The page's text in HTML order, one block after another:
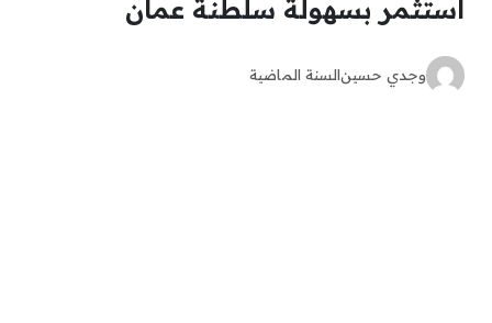
استثمر بسهولة سلطنة عمان
وجدي حسينالسنة الماضية